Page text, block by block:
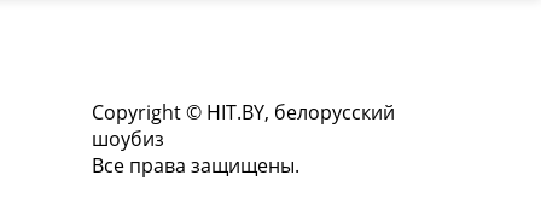
Copyright © HIT.BY, белорусский
шоубиз
Все права защищены.